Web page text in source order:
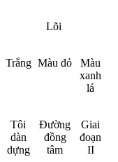
Lõi
Trắng Màu đỏ
Màu
xanh
lá
Tôi
dàn
dựng
Đường
đồng
tâm
Giai
đoạn
II